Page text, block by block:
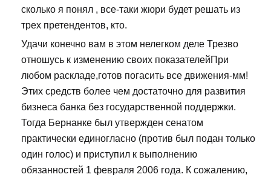
сколько я понял , все-таки жюри будет решать из
трех претендентов, кто.
Удачи конечно вам в этом нелегком деле Трезво
отношусь к изменению своих показателейПри
любом раскладе,готов погасить все движения-мм!
Этих средств более чем достаточно для развития
бизнеса банка без государственной поддержки.
Тогда Бернанке был утвержден сенатом
практически единогласно (против был подан только
один голос) и приступил к выполнению
обязанностей 1 февраля 2006 года. К сожалению,